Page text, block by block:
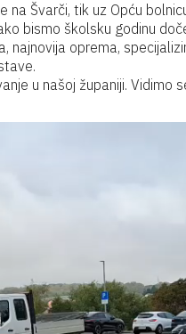
Švarči, tik uz Opću
bismo školsku godinu
najnovija oprema,
u našoj županiji. Vidimo